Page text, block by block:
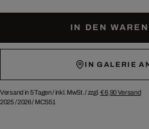
IN DEN
IN GALERIE
Versand in 5 Tagen /inkl. MwSt. / zzgl. € 6,90Versand
2025/2026/ MCS51